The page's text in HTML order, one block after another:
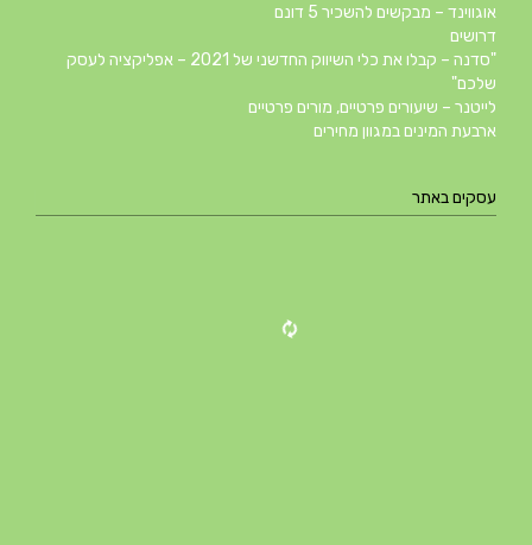
אוגווינד – מבקשים להשכיר 5 דונם
דרושים
"סדנה – קבלו את כלי השיווק החדשני של 2021 – אפליקציה לעסק
שלכם"
לייטנר – שיעורים פרטיים, מורים פרטיים
ארבעת המינים במגוון מחירים
עסקים באתר